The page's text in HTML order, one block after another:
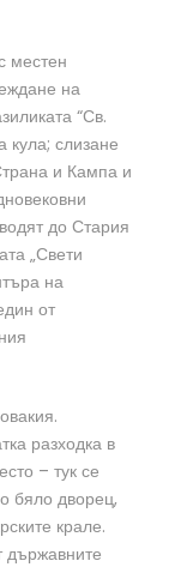
местен
на
“Св.
кула; слизане
и Кампа и
до Стария
„Свети
на
от
разходка в
– тук се
бяло дворец,
крале.
държавните